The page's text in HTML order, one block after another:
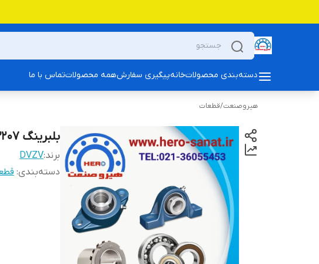
دسته‌بندی محصولاتخانهپیگیری سفارشهمه محصولاتتماس با ما
هیروصنعت/قطعات
بلبرینگ 3207 برند DVZV
برند:DVZV
دسته‌بندی: